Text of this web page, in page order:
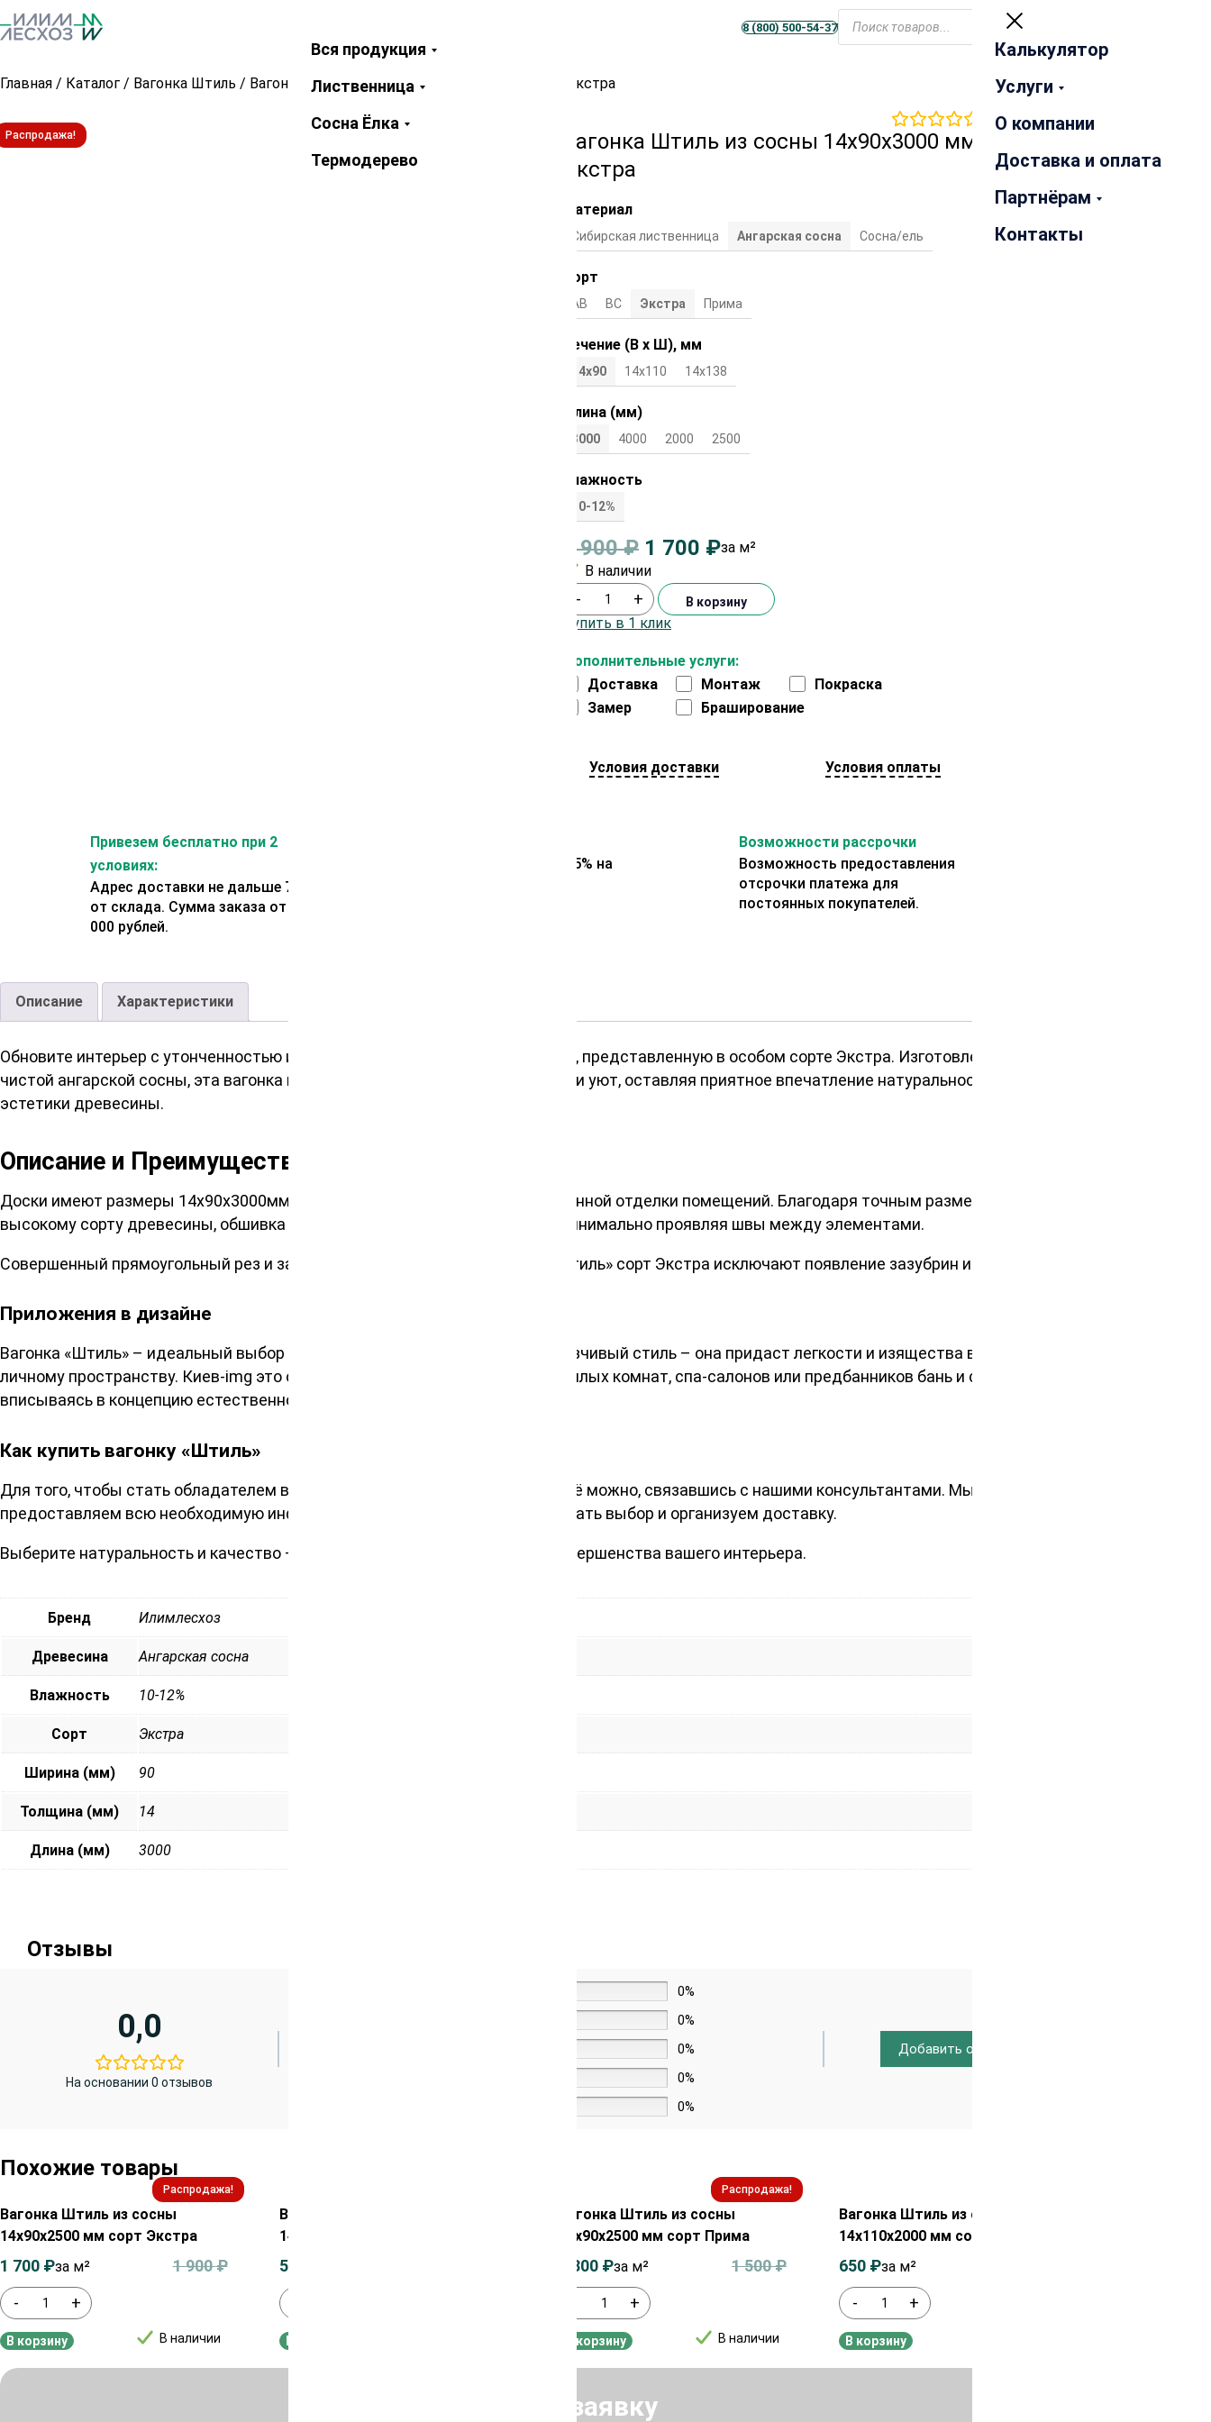
Телеграм
MAX8 (800) 500-54-37
Закрыть
Калькулятор
Услуги
О компании
Доставка и оплата
Партнёрам
Контакты
Закрыть
Вся продукция
Лиственница
Сосна Ёлка
Термодерево
Главная / Каталог / Вагонка Штиль / Вагонка Штиль из сосны 14х90х3000 мм сорт Экстра
отзывов
Распродажа!
Вагонка Штиль из сосны 14х90х3000 мм сорт
Экстра
Материал
Сибирская лиственница Ангарская сосна Сосна/ель
Сорт
АВ ВС Экстра Прима
Сечение (В х Ш), мм
14х90 14х110 14x138
Длина (мм)
3000 4000 2000 2500
Влажность
10-12%
1 900₽ 1 700 ₽за м²
В наличии
Дополнительные услуги:
Доставка
Монтаж
Покраска
Замер
Браширование
- + В корзину
Купить в 1 клик
Условия доставки Условия оплаты
Привезем бесплатно при 2
условиях:
Адрес доставки не дальше 70 км
от склада. Сумма заказа от 200
000 рублей.
Представляем скидку 5% на
Возможности рассрочки
Возможность предоставления
отсрочки платежа для
постоянных покупателей.
Описание Характеристики
Обновите интерьер с утонченностью и качеством, выбрав вагонку «Штиль», представленную в особом сорте Экстра. Изготовленная из
чистой ангарской сосны, эта вагонка подарит вашему пространству тепло и уют, оставляя приятное впечатление натуральности и истинной
эстетики древесины.
Описание и Преимущества
Доски имеют размеры 14х90х3000мм, идеально подходящие для качественной отделки помещений. Благодаря точным размерам и
высокому сорту древесины, обшивка стен выглядит ровно и монолитно, минимально проявляя швы между элементами.
Совершенный прямоугольный рез и заглаженные поверхности вагонки «Штиль» сорт Экстра исключают появление зазубрин и дефектов.
Приложения в дизайне
Вагонка «Штиль» – идеальный выбор для тех, кто ценит простоту и ненавязчивый стиль – она придаст легкости и изящества вашему
личному пространству. Киев-img это отличный материал для облицовки жилых комнат, спа-салонов или предбанников бань и саун,
вписываясь в концепцию естественного интерьера.
Как купить вагонку «Штиль»
Для того, чтобы стать обладателем высококачественной вагонки, купитьеё можно, связавшись с нашими консультантами. Мы
предоставляем всю необходимую информацию о продукте, помогаем сделать выбор и организуем доставку.
Выберите натуральность и качество – выбирайте вагонку «Штиль» для совершенства вашего интерьера.
Бренд Илимлесхоз
Древесина Ангарская сосна
Влажность 10-12%
Сорт Экстра
Ширина (мм) 90
Толщина (мм) 14
Длина (мм) 3000
Отзывы
0,0
На основании 0 отзывов
0%
0%
0%
0%
0%
Добавить отзыв
Похожие товары
Распродажа!
Вагонка Штиль из сосны
14х90х2500 мм сорт Экстра
- +
В наличии
1 900₽
1 700 ₽за м²
В корзину
Вагонка Штиль из сосны
14х90х2000 мм сорт ВС
550
Распродажа!
Вагонка Штиль из сосны
14х90х2500 мм сорт Прима
+
В наличии
1 500₽
1 300 ₽за м²
В корзину
Вагонка Штиль из сосны
14х110х2000 мм сорт ВС
- +
650 ₽за м²
В корзину
Отправить заявку